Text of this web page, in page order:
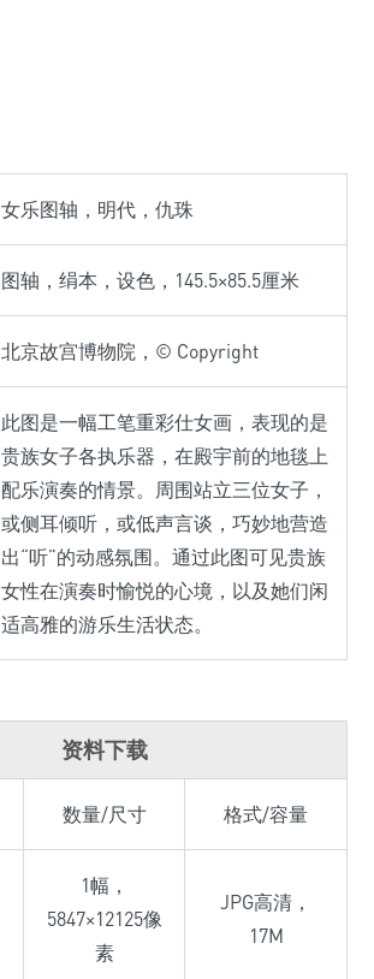
女乐图轴，明代，仇珠
图轴，绢本，设色，145.5×85.5厘米
北京故宫博物院，© Copyright
此图是一幅工笔重彩仕女画，表现的是
贵族女子各执乐器，在殿宇前的地毯上
配乐演奏的情景。周围站立三位女子，
或侧耳倾听，或低声言谈，巧妙地营造
出“听”的动感氛围。通过此图可见贵族
女性在演奏时愉悦的心境，以及她们闲
适高雅的游乐生活状态。
资料下载
数量/尺寸 格式/容量
1幅，
5847×12125像
素
JPG高清，
17M